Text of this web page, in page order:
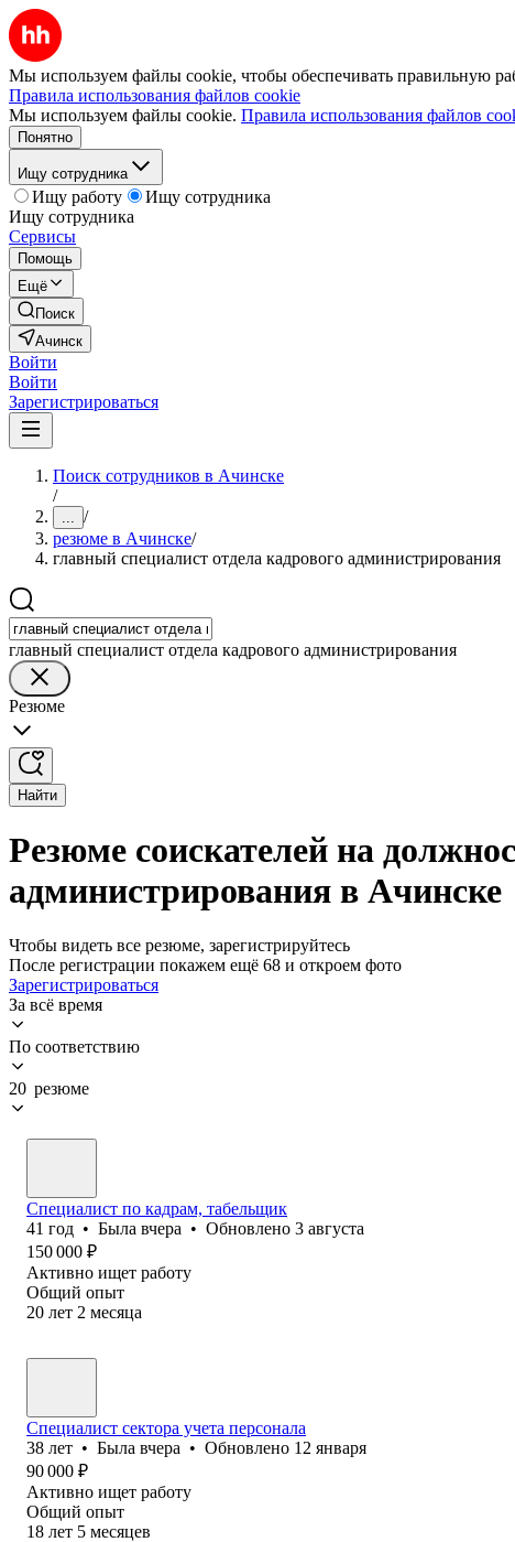
Мы используем файлы cookie, чтобы обеспечивать правильную
Правила использования файлов cookie
Мы используем файлы cookie. Правила использования файлов
Понятно
Ищу сотрудника
Ищу работу
Ищу сотрудника
Ищу сотрудника
Сервисы
Помощь
Ещё
Поиск
Ачинск
Войти
Войти
Зарегистрироваться
Поиск сотрудников в Ачинске
/
... /
резюме в Ачинске/
главный специалист отдела кадрового администрирования
главный специалист отдела кадрового администрирования
Резюме
Найти
Резюме соискателей на
администрирования в Ачинске
Чтобы видеть все резюме, зарегистрируйтесь
После регистрации покажем ещё 68 и откроем фото
Зарегистрироваться
За всё время
По соответствию
20 резюме
Специалист по кадрам, табельщик
41 год • Была вчера • Обновлено 3 августа
150 000 ₽
Активно ищет работу
Общий опыт
20 лет 2 месяца
Специалист сектора учета персонала
38 лет • Была вчера • Обновлено 12 января
90 000 ₽
Активно ищет работу
Общий опыт
18 лет 5 месяцев